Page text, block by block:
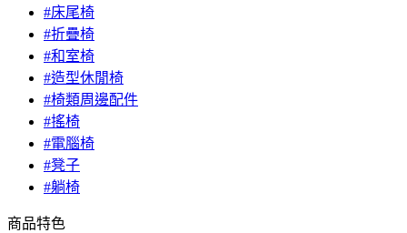
#床尾椅
#折疊椅
#和室椅
#造型休閒椅
#椅類周邊配件
#搖椅
#電腦椅
#凳子
#躺椅
商品特色